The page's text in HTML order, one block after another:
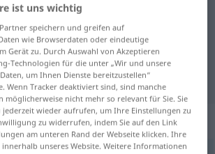
Übersetzung
Übersetzung
ist uns wichtig
speichern und greifen auf
wie Browserdaten oder eindeutige
Gerät zu. Durch Auswahl von Akzeptieren
Technologien für die unter „Wir und unsere
um Ihnen Dienste bereitzustellen“
Wenn Tracker deaktiviert sind, sind manche
möglicherweise nicht mehr so relevant für Sie. Sie
jederzeit wieder aufrufen, um Ihre Einstellungen zu
zu widerrufen, indem Sie auf den Link
am unteren Rand der Webseite klicken. Ihre
unseres Website. Weitere Informationen